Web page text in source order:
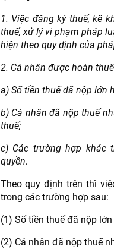
1. Việc đăng ký thuế, kê
thuế, xử lý vi phạm pháp
hiện theo quy định của
2. Cá nhân được hoàn
a) Số tiền thuế đã nộp lớn
b) Cá nhân đã nộp thuế
thuế;
c) Các trường hợp khác
quyền.
Theo quy định trên thì
trong các trường hợp sau:
(1) Số tiền thuế đã nộp
(2) Cá nhân đã nộp thuế